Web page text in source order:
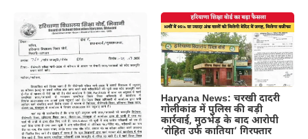
Haryana News: चरखी दादरी
गोलीकांड में पुलिस की बड़ी
कार्रवाई, मुठभेड़ के बाद आरोपी
‘रोहित उर्फ कातिया’ गिरफ्तार